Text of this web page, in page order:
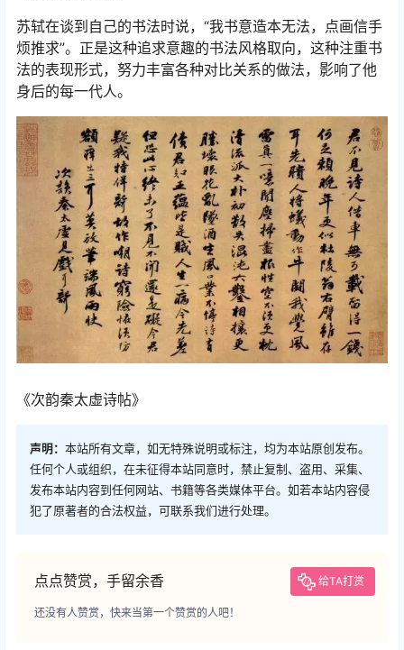
苏轼在谈到自己的书法时说，“我书意造本无法，点画信手
烦推求”。正是这种追求意趣的书法风格取向，这种注重书
法的表现形式，努力丰富各种对比关系的做法，影响了他
身后的每一代人。
《次韵秦太虚诗帖》
声明： 本站所有文章，如无特殊说明或标注，均为本站原创发布。
任何个人或组织，在未征得本站同意时，禁止复制、盗用、采集、
发布本站内容到任何网站、书籍等各类媒体平台。如若本站内容侵
犯了原著者的合法权益，可联系我们进行处理。
点点赞赏，手留余香 给TA打赏
还没有人赞赏，快来当第一个赞赏的人吧！